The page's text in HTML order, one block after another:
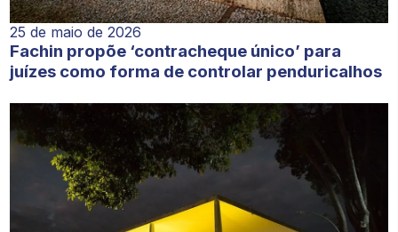
25 de maio de 2026
Fachin propõe ‘contracheque único’ para
juízes como forma de controlar penduricalhos